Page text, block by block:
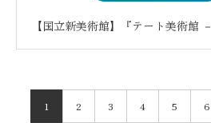
【国立新美術館】『テート美術館
1 2 3 4 5 6